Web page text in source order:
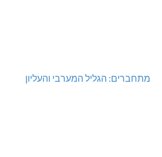
מתחברים: הגליל המערבי והעליון